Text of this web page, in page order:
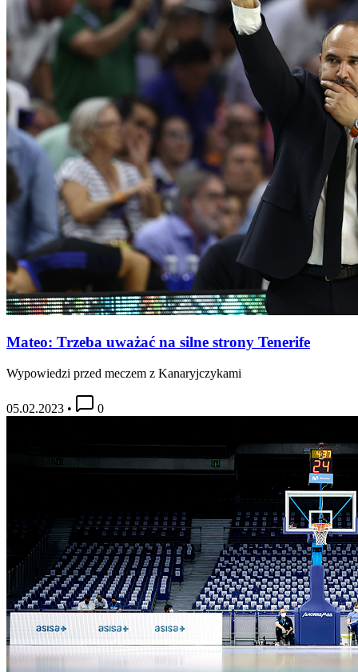
Mateo: Trzeba uważać na silne strony Tenerife
Wypowiedzi przed meczem z Kanaryjczykami
05.02.2023 • 0